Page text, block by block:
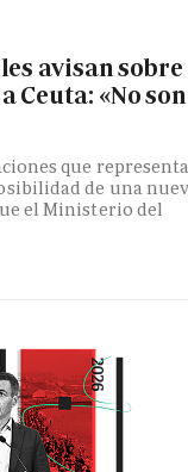
avisan sobre
Ceuta: «No son
que
de una
el Ministerio del